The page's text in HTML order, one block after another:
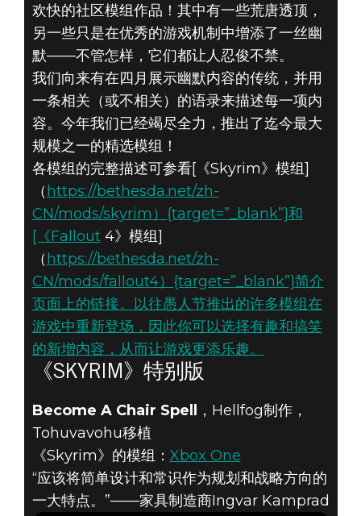
Fallout 4
2020年4月01日
《FALLOUT 4》
和《SKYRIM》
特别版：4月精
选模组
欢快的社区模组作品！其中有一些荒唐透顶，
另一些只是在优秀的游戏机制中增添了一丝幽
默——不管怎样，它们都让人忍俊不禁。
我们向来有在四月展示幽默内容的传统，并用
一条相关（或不相关）的语录来描述每一项内
容。今年我们已经竭尽全力，推出了迄今最大
规模之一的精选模组！
各模组的完整描述可参看[《Skyrim》模组]
（ https://bethesda.net/zh-
CN/mods/skyrim）{target=”_blank”}和
[《Fallout4》模组]
（ https://bethesda.net/zh-
CN/mods/fallout4）{target=”_blank”}简介
页面上的链接。以往愚人节推出的许多模组在
游戏中重新登场，因此你可以选择有趣和搞笑
的新增内容，从而让游戏更添乐趣。
《SKYRIM》特别版
Become A Chair Spell
，Hellfog制作，
Tohuvavohu移植
《Skyrim》的模组： Xbox One
“应该将简单设计和常识作为规划和战略方向的
一大特点。”——家具制造商Ingvar Kamprad